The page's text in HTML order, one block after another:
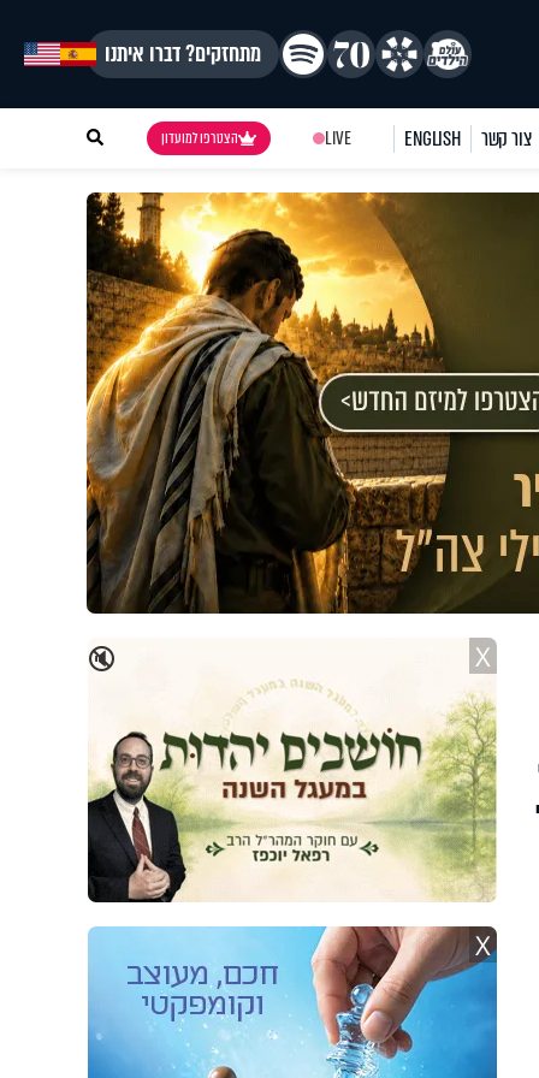
מתחזקים? דברו איתנו
צור קשר ENGLISH
LIVE הצטרפו למועדון
🔇 X
X